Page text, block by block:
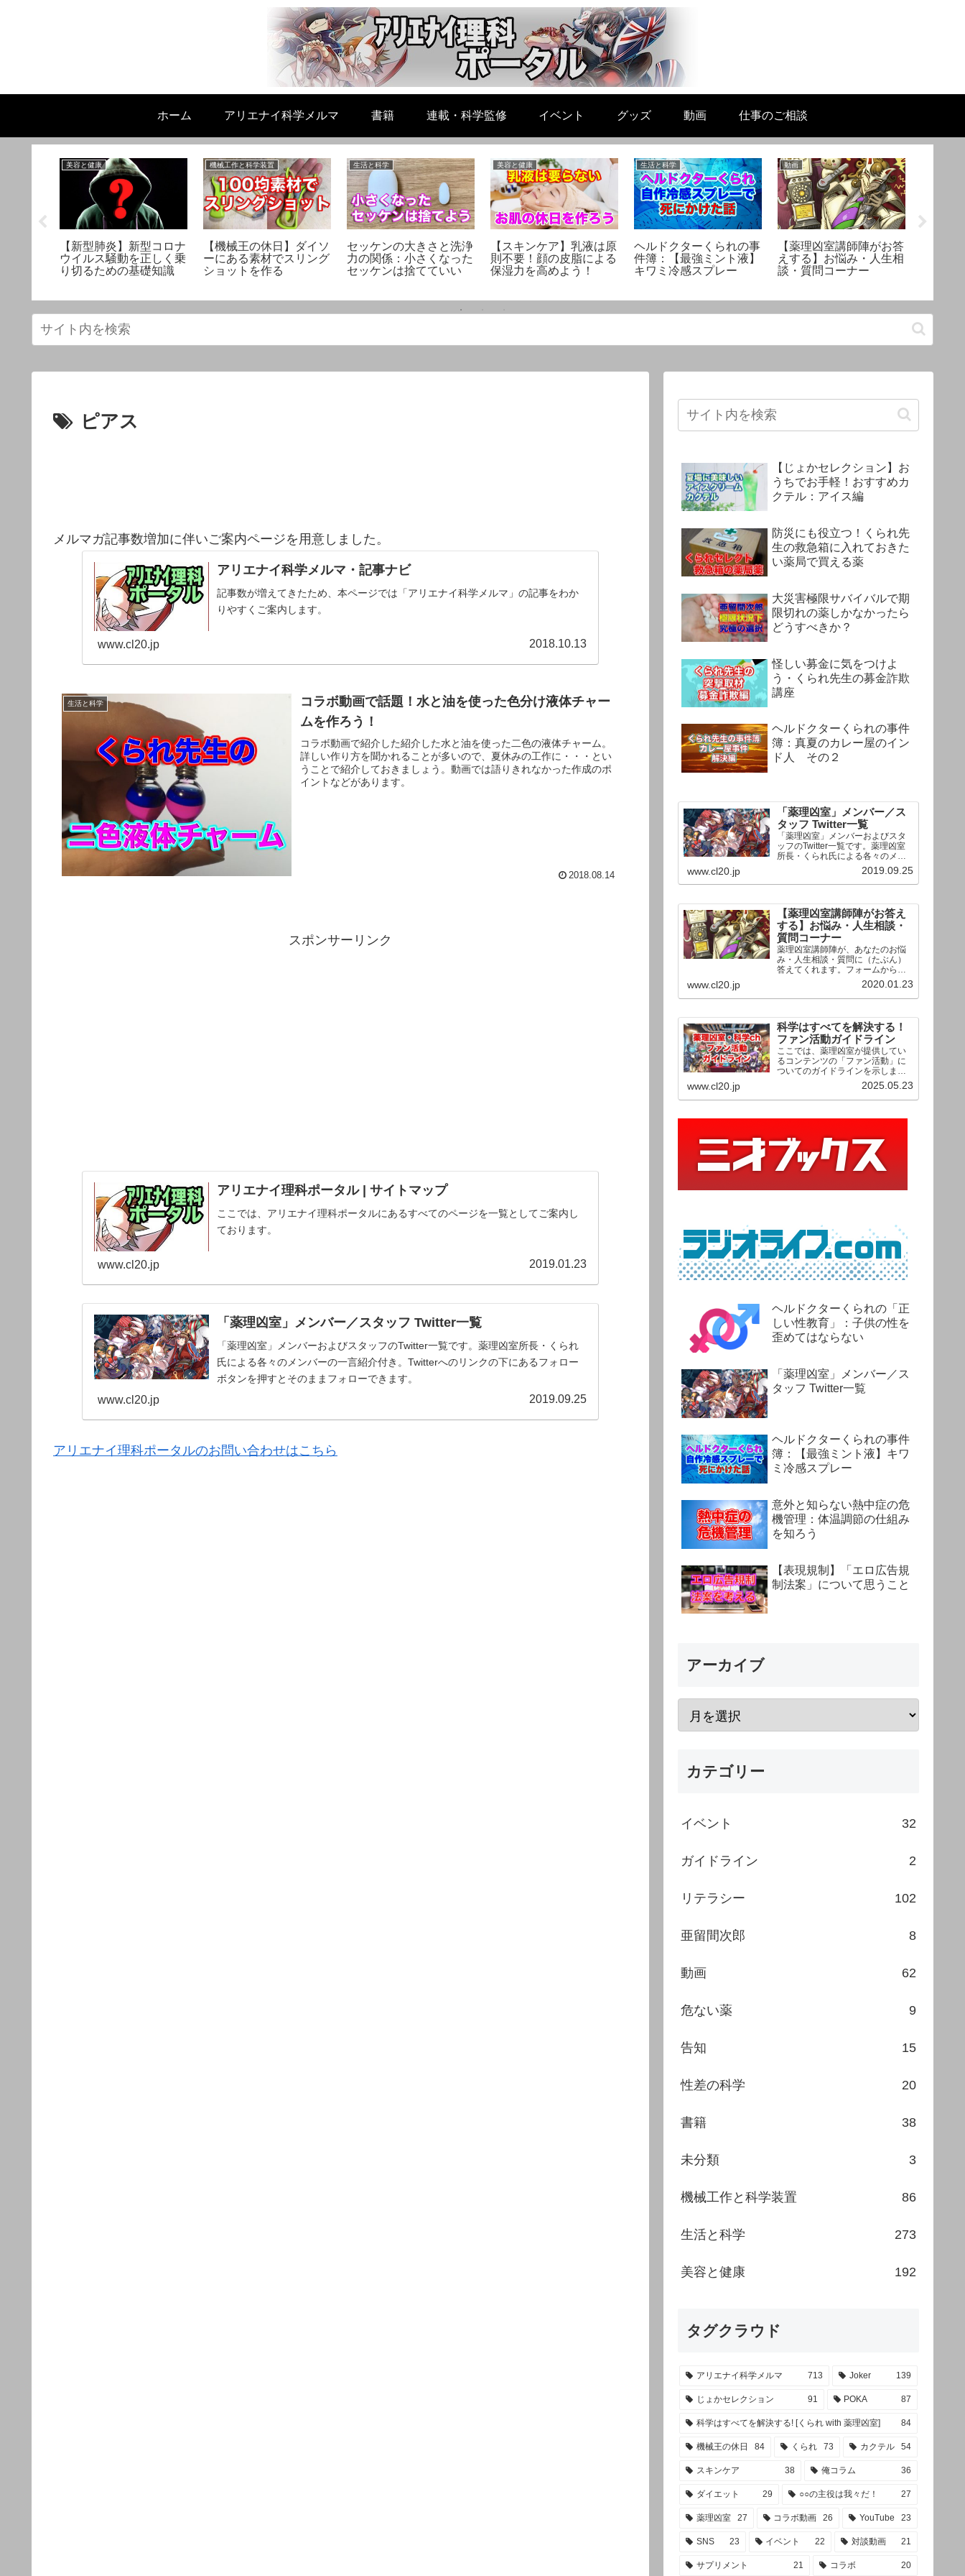
ホーム アリエナイ科学メルマ 書籍 連載・科学監修 イベント グッズ 動画 仕事のご相談
美容と健康
【新型肺炎】新型コロナ
ウイルス騒動を正しく乗
り切るための基礎知識
機械工作と科学装置
【機械王の休日】ダイソ
ーにある素材でスリング
ショットを作る
生活と科学
セッケンの大きさと洗浄
力の関係：小さくなった
セッケンは捨てていい
美容と健康
【スキンケア】乳液は原
則不要！顔の皮脂による
保湿力を高めよう！
生活と科学
ヘルドクターくられの事
件簿：【最強ミント液】
キワミ冷感スプレー
動画
【薬理凶室講師陣がお答
えする】お悩み・人生相
談・質問コーナー
ピアス
メルマガ記事数増加に伴いご案内ページを用意しました。
アリエナイ科学メルマ・記事ナビ
記事数が増えてきたため、本ページでは「アリエナイ科学メルマ」の記事をわか
りやすくご案内します。
www.cl20.jp 2018.10.13
生活と科学
コラボ動画で話題！水と油を使った色分け液体チャー
ムを作ろう！
コラボ動画で紹介した紹介した水と油を使った二色の液体チャーム。
詳しい作り方を聞かれることが多いので、夏休みの工作に・・・とい
うことで紹介しておきましょう。動画では語りきれなかった作成のポ
イントなどがあります。
2018.08.14
スポンサーリンク
アリエナイ理科ポータル | サイトマップ
ここでは、アリエナイ理科ポータルにあるすべてのページを一覧としてご案内し
ております。
www.cl20.jp 2019.01.23
「薬理凶室」メンバー／スタッフ Twitter一覧
「薬理凶室」メンバーおよびスタッフのTwitter一覧です。薬理凶室所長・くられ
氏による各々のメンバーの一言紹介付き。Twitterへのリンクの下にあるフォロー
ボタンを押すとそのままフォローできます。
www.cl20.jp 2019.09.25
アリエナイ理科ポータルのお問い合わせはこちら
【じょかセレクション】お
うちでお手軽！おすすめカ
クテル：アイス編
防災にも役立つ！くられ先
生の救急箱に入れておきた
い薬局で買える薬
大災害極限サバイバルで期
限切れの薬しかなかったら
どうすべきか？
怪しい募金に気をつけよ
う・くられ先生の募金詐欺
講座
ヘルドクターくられの事件
簿：真夏のカレー屋のイン
ド人 その２
「薬理凶室」メンバー／ス
タッフ Twitter一覧
「薬理凶室」メンバーおよびスタ
ッフのTwitter一覧です。薬理凶室
所長・くられ氏による各々のメン
バーの一言紹介付き。Twitterへの
リンクの下にあるフォローボタン
を押すとそのままフォローできま
www.cl20.jp 2019.09.25
【薬理凶室講師陣がお答え
する】お悩み・人生相談・
質問コーナー
薬理凶室講師陣が、あなたのお悩
み・人生相談・質問に（たぶん）
答えてくれます。フォームからお
送りいただいた相談は、順次、動
画として公開される予定（時期未
定）！ どうぞお気軽にご質問く
www.cl20.jp 2020.01.23
科学はすべてを解決する！
ファン活動ガイドライン
ここでは、薬理凶室が提供してい
るコンテンツの「ファン活動」に
ついてのガイドラインを示しま
す。ご利用の場合は当ガイドライ
ンを遵守して頂けますよう、よろ
しくお願い申し上げます。
www.cl20.jp 2025.05.23
ヘルドクターくられの「正
しい性教育」：子供の性を
歪めてはならない
「薬理凶室」メンバー／ス
タッフ Twitter一覧
ヘルドクターくられの事件
簿：【最強ミント液】キワ
ミ冷感スプレー
意外と知らない熱中症の危
機管理：体温調節の仕組み
を知ろう
【表現規制】「エロ広告規
制法案」について思うこと
アーカイブ
カテゴリー
イベント 32
ガイドライン 2
リテラシー 102
亜留間次郎 8
動画 62
危ない薬 9
告知 15
性差の科学 20
書籍 38
未分類 3
機械工作と科学装置 86
生活と科学 273
美容と健康 192
タグクラウド
アリエナイ科学メルマ 713 Joker 139
じょかセレクション 91 POKA 87
科学はすべてを解決する! [くられ with 薬理凶室] 84
機械王の休日 84 くられ 73 カクテル 54
スキンケア 38 俺コラム 36
ダイエット 29 ○○の主役は我々だ！ 27
薬理凶室 27 コラボ動画 26 YouTube 23
SNS 23 イベント 22 対談動画 21
サプリメント 21 コラボ 20